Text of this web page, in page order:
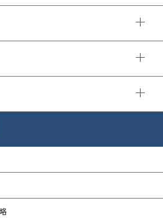
ング
対応支援サービス
セキュリティ
ミュレーター
セスメント
定診断
養成講座）
練
for AWS
ティ EDR-MSS
ビス
ート
ィ瓦版